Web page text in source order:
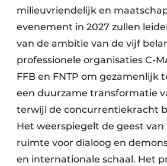
milieuvriendelijk en
evenement in 2027 zullen
van de ambitie van de vijf
professionele organisaties C-
FFB en FNTP om gezamenlijk
een duurzame transformatie
terwijl de concurrentiekracht
Het weerspiegelt de geest van
ruimte voor dialoog en
en internationale schaal. Het